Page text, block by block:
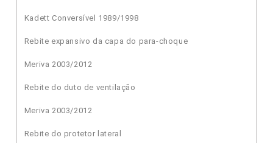
Kadett Conversível 1989/1998
Rebite expansivo da capa do para-choque
Meriva 2003/2012
Rebite do duto de ventilação
Meriva 2003/2012
Rebite do protetor lateral